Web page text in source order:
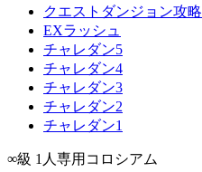
クエストダンジョン攻略
EXラッシュ
チャレダン5
チャレダン4
チャレダン3
チャレダン2
チャレダン1
∞級 1人専用コロシアム